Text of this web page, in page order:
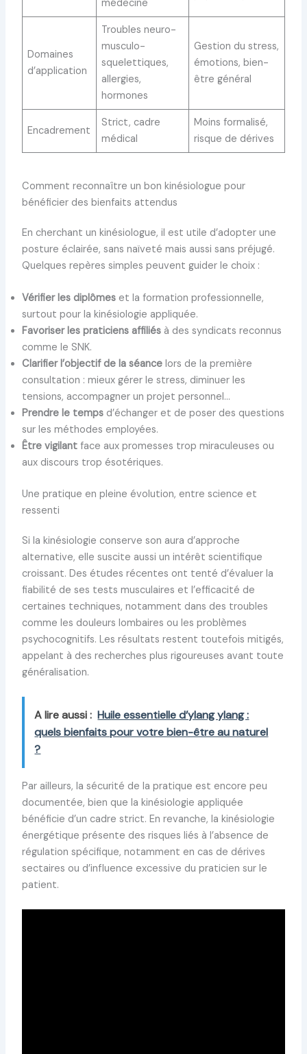
médecine
Domaines
d’application
Troubles neuro-
musculo-
squelettiques,
allergies,
hormones
Gestion du stress,
émotions, bien-
être général
Encadrement
Strict, cadre
médical
Moins formalisé,
risque de dérives
Comment reconnaître un bon kinésiologue pour
bénéficier des bienfaits attendus
En cherchant un kinésiologue, il est utile d’adopter une
posture éclairée, sans naïveté mais aussi sans préjugé.
Quelques repères simples peuvent guider le choix :
Vérifier les diplômeset la formation professionnelle,
surtout pour la kinésiologie appliquée.
Favoriser les praticiens affiliésà des syndicats reconnus
comme le SNK.
Clarifier l’objectif de la séancelors de la première
consultation : mieux gérer le stress, diminuer les
tensions, accompagner un projet personnel…
Prendre le tempsd’échanger et de poser des questions
sur les méthodes employées.
Être vigilantface aux promesses trop miraculeuses ou
aux discours trop ésotériques.
Une pratique en pleine évolution, entre science et
ressenti
Si la kinésiologie conserve son aura d’approche
alternative, elle suscite aussi un intérêt scientifique
croissant. Des études récentes ont tenté d’évaluer la
fiabilité de ses tests musculaires et l’efficacité de
certaines techniques, notamment dans des troubles
comme les douleurs lombaires ou les problèmes
psychocognitifs. Les résultats restent toutefois mitigés,
appelant à des recherches plus rigoureuses avant toute
généralisation.
A lire aussi : Huile essentielle d’ylang ylang :
quels bienfaits pour votre bien-être au naturel
?
Par ailleurs, la sécurité de la pratique est encore peu
documentée, bien que la kinésiologie appliquée
bénéficie d’un cadre strict. En revanche, la kinésiologie
énergétique présente des risques liés à l’absence de
régulation spécifique, notamment en cas de dérives
sectaires ou d’influence excessive du praticien sur le
patient.